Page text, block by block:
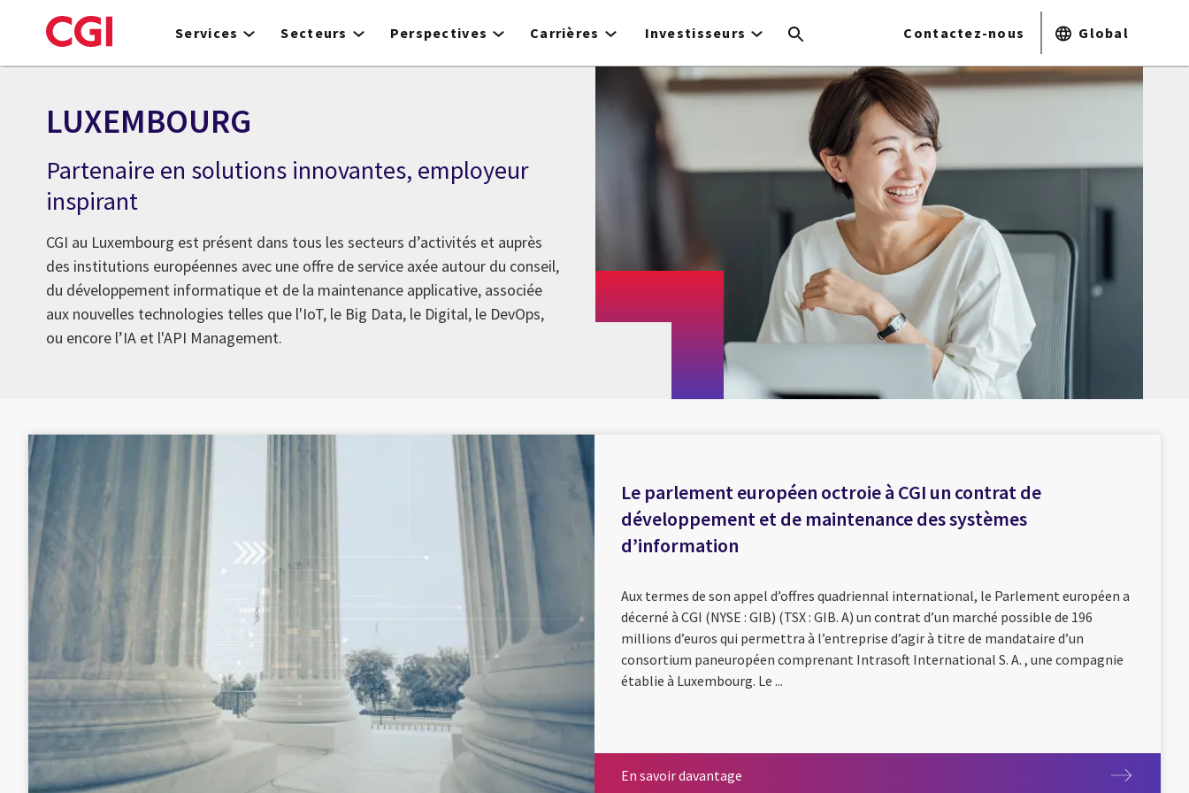
to
Services Secteurs Perspectives Carrières Investisseurs Contactez-nous Global
LUXEMBOURG
Partenaire en solutions innovantes, employeur
inspirant
CGI au Luxembourg est présent dans tous les secteurs d’activités et auprès
des institutions européennes avec une offre de service axée autour du conseil,
du développement informatique et de la maintenance applicative, associée
aux nouvelles technologies telles que l'IoT, le Big Data, le Digital, le DevOps,
ou encore l’IA et l'API Management.
Le parlement européen octroie à CGI un contrat de
développement et de maintenance des systèmes
d’information
Aux termes de son appel d’offres quadriennal international, le Parlement européen a
décerné à CGI (NYSE : GIB) (TSX : GIB. A) un contrat d’un marché possible de 196
millions d’euros qui permettra à l’entreprise d’agir à titre de mandataire d’un
consortium paneuropéen comprenant Intrasoft International S. A. , une compagnie
établie à Luxembourg. Le ...
En savoir davantage